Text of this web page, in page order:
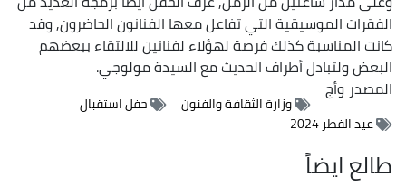
الفقرات الموسيقية التي تفاعل معها الفنانون الحاضرون, وقد
كانت المناسبة كذلك فرصة لهؤلاء لفنانين للالتقاء ببعضهم
البعض ولتبادل أطراف الحديث مع السيدة مولوجي.
المصدروأج
وزارة الثقافة والفنون
حفل استقبال
عيد الفطر 2024
طالع ايضاً